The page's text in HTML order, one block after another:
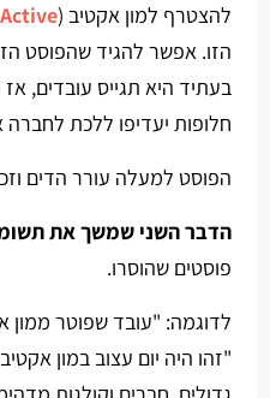
להצטרף למון אקטיב (
הזו. אפשר להגיד שהפוסט
בעתיד היא תגייס עובדים,
חלופות יעדיפו ללכת
הפוסט למעלה עורר הדים וזכה ל-153
הדבר השני שמשך את
פוסטים שהוסרו.
לדוגמה: "עובד שפוטר ממון
"זהו היה יום עצוב במון אקטיב